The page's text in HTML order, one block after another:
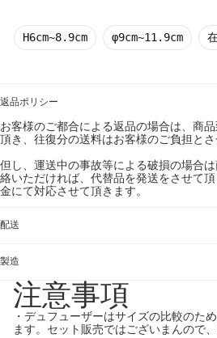
H6cm~8.9cm φ9cm~11.9cm
返品ポリシー
お客様のご都合による返品の場合は、商
頂き、往復分の送料はお客様のご負担とさ
但し、運送中の事故等による破損の場合
絡いただければ、代替品を発送をさせて
金にて対応させて頂きます。
配送
製造
注意事項
・デュフューザーはサイズの比較のた
ます。セット販売ではございまんので